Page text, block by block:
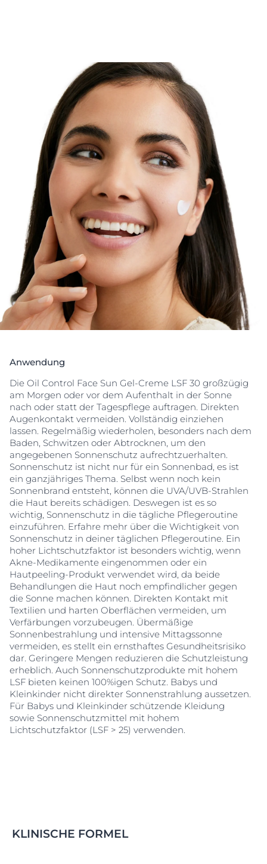
Sonnenstrahlung, sondern pflegt und mattiert
unreine, zu Akne neigende Haut zusätzlich. Die nicht
fettende Sonnencreme ist für den täglichen Gebrauch
Für den hohen UV-Schutz und zur Neutralisation freier
Radikale kombiniert die Advaced Spectral Technology
den UVA/UVB-Filter und Licochalcone A. Außerdem
enthält Eucerin Oil Control Face Sun Gel-Creme LSF30
Glycyrrhetinsäure, welche bei der hauteigenen DNA-
Reparatur hilft. Die sebumregulierende Oil Control-
Technologie mit L-Carnitin und absorbierenden
Mikropartikeln verleiht der Haut ein sofortiges,
trockenes, mattiertes Finish und einen
langanhaltenden Anti-Glanz Effekt von bis zu zwölf
Stunden.
Eucerin Oil Control Face Sun Gel-Creme LSF 30 ist
unparfümiert mit einer leichten, nicht fettenden
Textur, klinisch und dermatologisch getestet und sehr
gut verträglich für unreine, zu Akne neigende Haut
und auch empfindliche Haut.
Anwendung
Die Oil Control Face Sun Gel-Creme LSF 30 großzügig
am Morgen oder vor dem Aufenthalt in der Sonne
nach oder statt der Tagespflege auftragen. Direkten
Augenkontakt vermeiden. Vollständig einziehen
lassen. Regelmäßig wiederholen, besonders nach dem
Baden, Schwitzen oder Abtrocknen, um den
angegebenen Sonnenschutz aufrechtzuerhalten.
Sonnenschutz ist nicht nur für ein Sonnenbad, es ist
ein ganzjähriges Thema. Selbst wenn noch kein
Sonnenbrand entsteht, können die UVA/UVB-Strahlen
die Haut bereits schädigen. Deswegen ist es so
wichtig, Sonnenschutz in die tägliche Pflegeroutine
einzuführen. Erfahre mehr über die Wichtigkeit von
Sonnenschutz in deiner täglichen Pflegeroutine. Ein
hoher Lichtschutzfaktor ist besonders wichtig, wenn
Akne-Medikamente eingenommen oder ein
Hautpeeling-Produkt verwendet wird, da beide
Behandlungen die Haut noch empfindlicher gegen
die Sonne machen können. Direkten Kontakt mit
Textilien und harten Oberflächen vermeiden, um
Verfärbungen vorzubeugen. Übermäßige
Sonnenbestrahlung und intensive Mittagssonne
vermeiden, es stellt ein ernsthaftes Gesundheitsrisiko
dar. Geringere Mengen reduzieren die Schutzleistung
erheblich. Auch Sonnenschutzprodukte mit hohem
LSF bieten keinen 100%igen Schutz. Babys und
Kleinkinder nicht direkter Sonnenstrahlung aussetzen.
Für Babys und Kleinkinder schützende Kleidung
sowie Sonnenschutzmittel mit hohem
Lichtschutzfaktor (LSF > 25) verwenden.
KLINISCHE FORMEL